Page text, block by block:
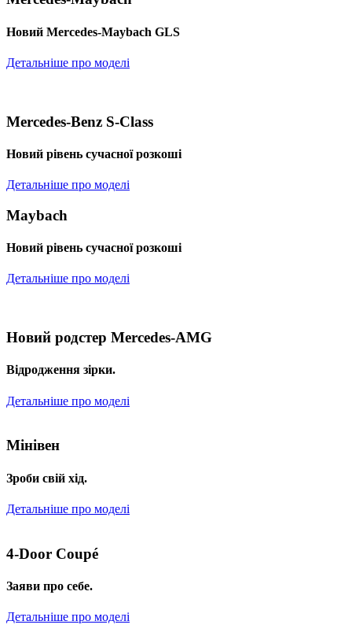
Новий Mercedes-Maybach GLS
Детальніше про моделі
Mercedes-Benz S-Class
Новий рівень сучасної розкоші
Детальніше про моделі
Maybach
Новий рівень сучасної розкоші
Детальніше про моделі
Новий родстер Mercedes-AMG
Відродження зірки.
Детальніше про моделі
Мінівен
Зроби свій хід.
Детальніше про моделі
4-Door Coupé
Заяви про себе.
Детальніше про моделі